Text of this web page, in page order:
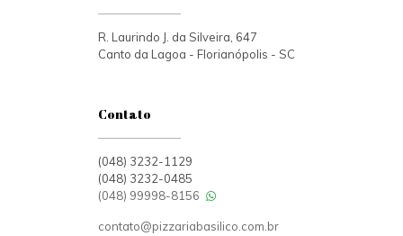
R. Laurindo J. da Silveira, 647
Canto da Lagoa - Florianópolis - SC
Contato
(048) 3232-1129
(048) 3232-0485
(048) 99998-8156
contato@pizzariabasilico.com.br